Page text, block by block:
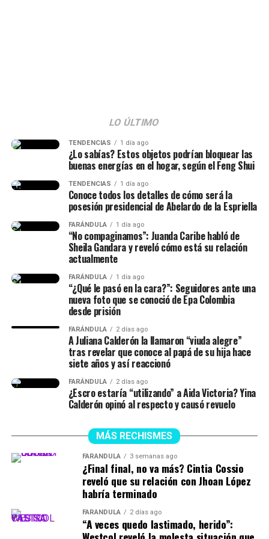
gente no entendió esa parte.
Hice la historia diciendo hace
cuánto conocí al papá de mi
hija, lo conocí hace siete años
(…) Duramos un tiempo
separados y cantidad de cosas
(…) No diré nada hasta que él
quiera hablar del tema”,
señaló.
Finalmente, la chica dejó en evidencia que durante ese
lapso de tiempo no siempre estuvieron juntos, y
tuvieron idas y venidas.
@juliethpaolaberdu7 #LIVEIncentiveProgram
#SideHustleLIVE #PaidPartnership
#julianacalderon ♬ sonido original – Julieth
LO ÚLTIMO
TENDENCIAS 1 día ago
¿Lo sabías? Estos objetos podrían bloquear las
buenas energías en el hogar, según el Feng Shui
TENDENCIAS 1 día ago
Conoce todos los detalles de cómo será la
posesión presidencial de Abelardo de la Espriella
FARÁNDULA 1 día ago
“No compaginamos”: Juanda Caribe habló de
Sheila Gandara y reveló cómo está su relación
actualmente
FARÁNDULA 1 día ago
“¿Qué le pasó en la cara?”: Seguidores ante una
nueva foto que se conoció de Epa Colombia
desde prisión
FARÁNDULA 2 días ago
A Juliana Calderón la llamaron “viuda alegre”
tras revelar que conoce al papá de su hija hace
siete años y así reaccionó
FARÁNDULA 2 días ago
¿Escro estaría “utilizando” a Aida Victoria? Yina
Calderón opinó al respecto y causó revuelo
MÁS RECHISMES
FARÁNDULA 3 semanas ago
¿Final final, no va más? Cintia Cossio
reveló que su relación con Jhoan López
habría terminado
FARÁNDULA 2 días ago
“A veces quedo lastimado, herido”: